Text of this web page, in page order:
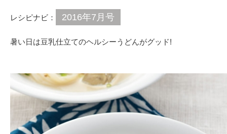
レシピナビ： 2016年7月号
暑い日は豆乳仕立てのヘルシーうどんがグッド!